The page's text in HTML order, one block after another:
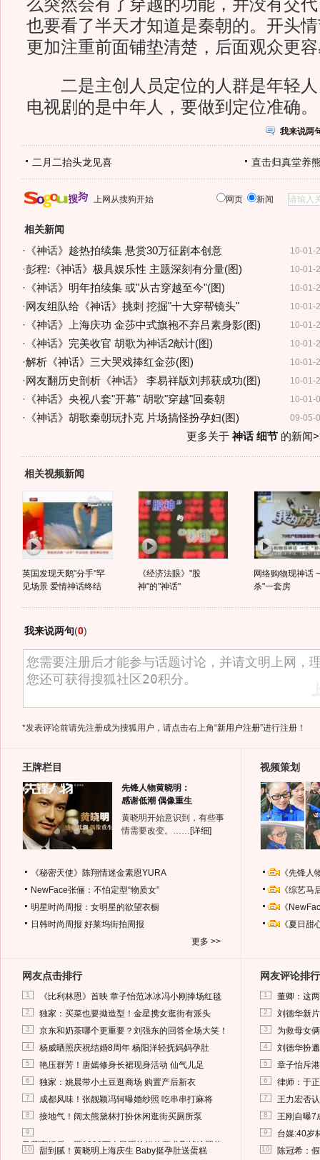
么突然会有了穿越的功能，并没有交
也要看了半天才知道是秦朝的。开头
更加注重前面铺垫清楚，后面观众更
二是主创人员定位的人群是年轻人
电视剧的是中年人，要做到定位准确。
我来说两
二月二抬头龙见喜 直击归真堂养
上网从搜狗开始 网页 新闻
相关新闻
10-01-
· 《神话》趁热拍续集 悬赏30万征剧本创意
10-01-
·彭程:《神话》极具娱乐性 主题深刻有分量(图)
10-01-
· 《神话》明年拍续集 或"从古穿越至今"(图)
10-01-
·网友组队给《神话》挑刺 挖掘"十大穿帮镜头"
10-01-
· 《神话》上海庆功 金莎中式旗袍不弃吕素身影(图)
10-01-
· 《神话》完美收官 胡歌为神话2献计(图)
10-01-
·解析《神话》三大哭戏捧红金莎(图)
10-01-
·网友翻历史剖析《神话》 李易祥版刘邦获成功(图)
10-01-
· 《神话》央视八套"开幕" 胡歌"穿越"回秦朝
09-05-
· 《神话》胡歌秦朝玩扑克 片场搞怪扮孕妇(图)
更多关于 神话 细节的新闻
相关视频新闻
英国发现天鹅"分手"罕
见场景 爱情神话终结
《经济法眼》"股
神"的"神话"
网络购物现神话
杀"一套房
我来说两句(0)
*发表评论前请先注册成为搜狐用户，请点击右上角“新用户注册”进行注册！
王牌栏目
先锋人物黄晓明：
感谢低潮 偶像重生
黄晓明开始意识到，有些事
情需要改变。…… [详细]
《秘密天使》陈翔情迷金素恩YURA
NewFace张俪：不怕定型“物质女”
明星时尚周报：女明星的欲望衣橱
日韩时尚周报 好莱坞街拍周报
更多 >>
视频策划
《先锋
《综艺
《
《夏日
网友点击排行
1 《比利林恩》首映 章子怡范冰冰冯小刚捧场红毯
2 独家：买菜也要拗造型！金星携女逛街有派头
3 京东和奶茶哪个更重要？刘强东的回答全场大笑！
4 杨威晒照庆祝结婚8周年 杨阳洋轻抚妈妈孕肚
5 艳压群芳！唐嫣修身长裙现身活动 仙气儿足
6 独家：姚晨带小土豆逛商场 购置产后新衣
7 成都风味！张靓颖冯轲曝婚纱照 吃串串打麻将
8 接地气！阔太熊黛林打扮休闲逛街买厕所泵
9
马蓉离婚后，砸1000万人民币给媒体要求删掉这照片
10 甜到腻！黄晓明上海庆生 Baby挺孕肚送蛋糕
网友评论排行
1 董卿：这
2 刘德华新
3 为救母女
4 刘德华扮
5 章子怡斥
6 律师：于
7 王力宏否
8 王刚自曝7
9 台媒:40岁
10 陈冠希：